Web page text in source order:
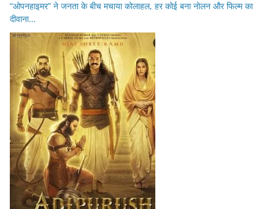
“ओपनहाइमर” ने जनता के बीच मचाया कोलाहल, हर कोई बना नोलन और फिल्म का
दीवाना…